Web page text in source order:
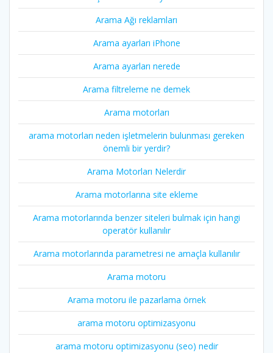
Arama Ağı reklamları
Arama ayarları iPhone
Arama ayarları nerede
Arama filtreleme ne demek
Arama motorları
arama motorları neden işletmelerin bulunması gereken
önemli bir yerdir?
Arama Motorları Nelerdir
Arama motorlarına site ekleme
Arama motorlarında benzer siteleri bulmak için hangi
operatör kullanılır
Arama motorlarında parametresi ne amaçla kullanılır
Arama motoru
Arama motoru ile pazarlama örnek
arama motoru optimizasyonu
arama motoru optimizasyonu (seo) nedir